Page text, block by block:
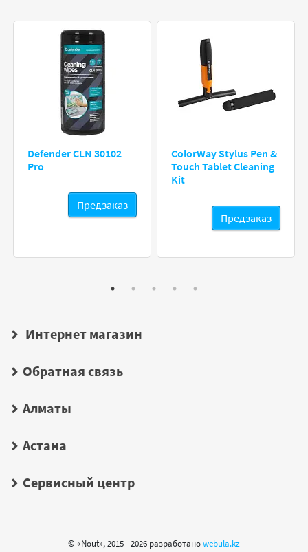
Defender CLN 30102
Pro
Предзаказ
ColorWay Stylus Pen &
Touch Tablet Cleaning
Kit
Предзаказ
Интернет магазин
Обратная связь
Алматы
Астана
Сервисный центр
© «Nout», 2015 - 2026 разработаноwebula.kz